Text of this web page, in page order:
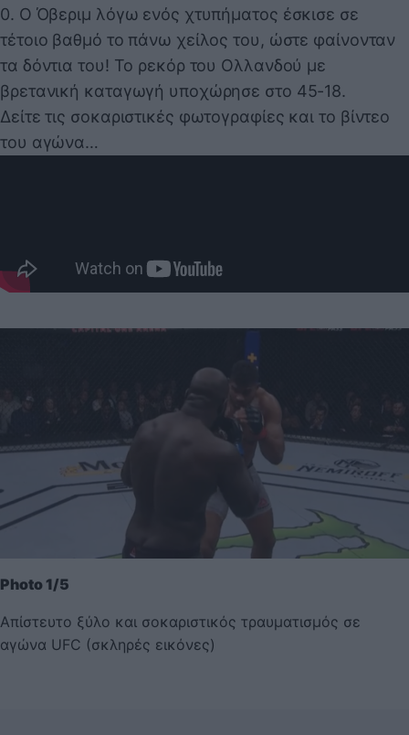
0. Ο Όβεριμ λόγω ενός χτυπήματος έσκισε σε
τέτοιο βαθμό το πάνω χείλος του, ώστε φαίνονταν
τα δόντια του! Το ρεκόρ του Ολλανδού με
βρετανική καταγωγή υποχώρησε στο 45-18.
Δείτε τις σοκαριστικές φωτογραφίες και το βίντεο
του αγώνα…
Photo 1/5
Απίστευτο ξύλο και σοκαριστικός τραυματισμός σε
αγώνα UFC (σκληρές εικόνες)